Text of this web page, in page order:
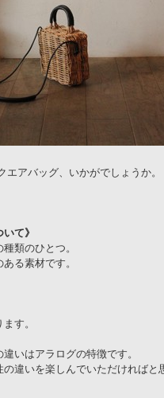
アバッグ、いかがでしょうか。
て》
類のひとつ。
る素材です。
す。
いはアラログの特徴です。
違いを楽しんでいただければと